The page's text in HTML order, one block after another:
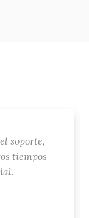
soporte,
tiempos